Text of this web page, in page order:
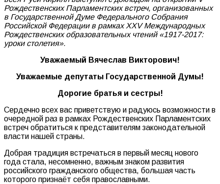
Рождественских Парламентских встреч, организованных
в Государственной Думе Федерального Собрания
Российской Федерации в рамках XXV Международных
Рождественских образовательных чтений «1917-2017:
уроки столетия».
Уважаемый Вячеслав Викторович!
Уважаемые депутаты Государственной Думы!
Дорогие братья и сестры!
Сердечно всех вас приветствую и радуюсь возможности в
очередной раз в рамках Рождественских Парламентских
встреч обратиться к представителям законодательной
власти нашей страны.
Добрая традиция встречаться в первый месяц нового
года стала, несомненно, важным знаком развития
российского гражданского общества, большая часть
которого признаёт себя православными.